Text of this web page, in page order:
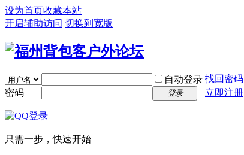
设为首页收藏本站
开启辅助访问 切换到宽版
自动登录 找回密码
密码
登录 立即注册
只需一步，快速开始